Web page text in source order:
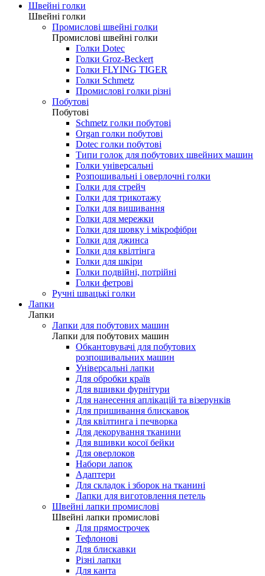
Швейні голки
Швейні голки
Промислові швейні голки
Промислові швейні голки
Голки Dotec
Голки Groz-Beckert
Голки FLYING TIGER
Голки Schmetz
Промислові голки різні
Побутові
Побутові
Schmetz голки побутові
Organ голки побутові
Dotec голки побутові
Типи голок для побутових швейних машин
Голки універсальні
Розпошивальні і оверлочні голки
Голки для стрейч
Голки для трикотажу
Голки для вишивання
Голки для мережки
Голки для шовку і мікрофібри
Голки для джинса
Голки для квілтінга
Голки для шкіри
Голки подвійні, потрійні
Голки фетрові
Ручні швацькі голки
Лапки
Лапки
Лапки для побутових машин
Лапки для побутових машин
Обкантовувачі для побутових
розпошивальних машин
Універсальні лапки
Для обробки країв
Для вшивки фурнітури
Для нанесення аплікацій та візерунків
Для пришивання блискавок
Для квілтинга і печворка
Для декорування тканини
Для вшивки косої бейки
Для оверлоков
Набори лапок
Адаптери
Для складок і зборок на тканині
Лапки для виготовлення петель
Швейні лапки промислові
Швейні лапки промислові
Для прямострочек
Тефлонові
Для блискавки
Різні лапки
Для канта